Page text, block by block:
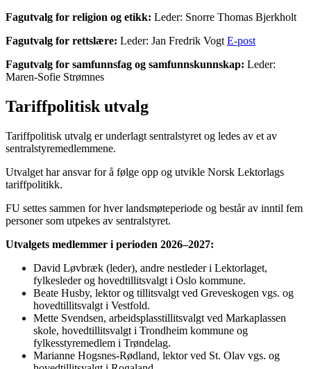
Fagutvalg for religion og etikk: Leder: Snorre Thomas Bjerkholt
Fagutvalg for rettslære: Leder: Jan Fredrik Vogt E-post
Fagutvalg for samfunnsfag og samfunnskunnskap: Leder:
Maren-Sofie Strømnes
Tariffpolitisk utvalg
Tariffpolitisk utvalg er underlagt sentralstyret og ledes av et av
sentralstyremedlemmene.
Utvalget har ansvar for å følge opp og utvikle Norsk Lektorlags
tariffpolitikk.
FU settes sammen for hver landsmøteperiode og består av inntil fem
personer som utpekes av sentralstyret.
Utvalgets medlemmer i perioden 2026–2027:
David Løvbræk (leder), andre nestleder i Lektorlaget,
fylkesleder og hovedtillitsvalgt i Oslo kommune.
Beate Husby, lektor og tillitsvalgt ved Greveskogen vgs. og
hovedtillitsvalgt i Vestfold.
Mette Svendsen, arbeidsplasstillitsvalgt ved Markaplassen
skole, hovedtillitsvalgt i Trondheim kommune og
fylkesstyremedlem i Trøndelag.
Marianne Hogsnes-Rødland, lektor ved St. Olav vgs. og